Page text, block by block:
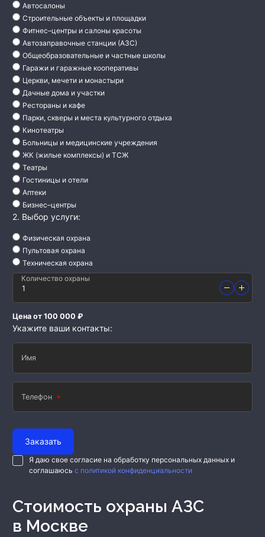
Автосалоны
Строительные объекты и площадки
Фитнес–центры и салоны красоты
Автозаправочные станции (АЗС)
Общеобразовательные и частные школы
Гаражи и гаражные кооперативы
Церкви, мечети и монастыри
Дачные дома и участки
Рестораны и кафе
Парки, скверы и места культурного отдыха
Кинотеатры
Больницы и медицинские учреждения
ЖК (жилые комплексы) и ТСЖ
Театры
Гостиницы и отели
Аптеки
Бизнес–центры
2. Выбор услуги:
Физическая охрана
Пультовая охрана
Техническая охрана
Количество охраны
Цена от 100 000 ₽
Укажите ваши контакты:
Имя
Телефон
Заказать
Я даю свое согласие на обработку персональных данных и
соглашаюсь с политикой конфиденциальности
Стоимость охраны АЗС
в Москве